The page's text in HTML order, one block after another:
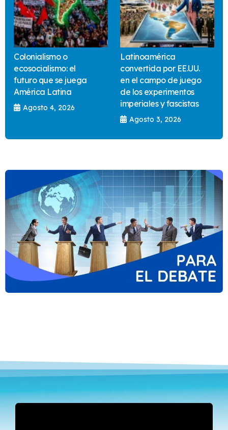
Colonialismo o
ecosocialismo: el
futuro que se juega
América Latina
Agosto 4, 2026
Latinoamérica
convertida por EE.UU.
en el campo de juego
de los experimentos
imperiales y fascistas
Agosto 3, 2026